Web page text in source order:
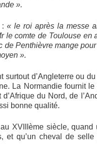
».
:« le roi après la messe
le comte de Toulouse en
de Penthièvre mange
».
surtout d’Angleterre ou
La Normandie fournit
du Nord, de
bonne qualité.
XVIIIème siècle,
et qu’un cheval de